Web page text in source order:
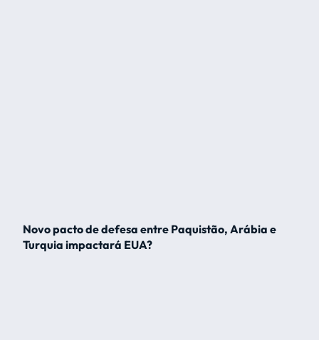
Novo pacto de defesa entre Paquistão, Arábia e
Turquia impactará EUA?